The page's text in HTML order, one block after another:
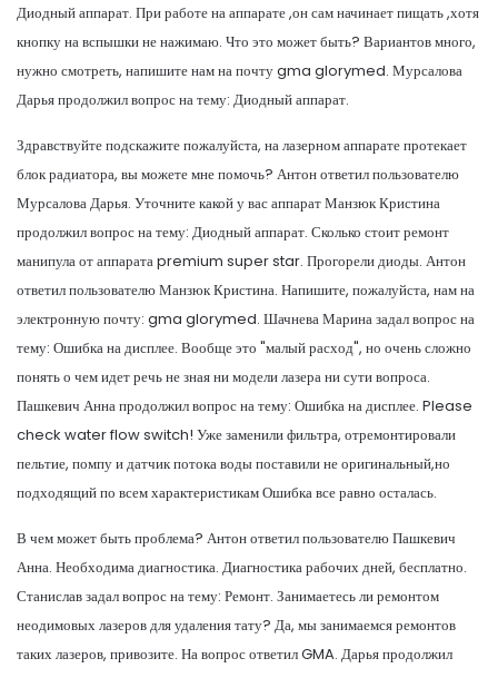
Диодный аппарат. При работе на аппарате ,он сам начинает пищать ,хотя
кнопку на вспышки не нажимаю. Что это может быть? Вариантов много,
нужно смотреть, напишите нам на почту gma glorymed. Мурсалова
Дарья продолжил вопрос на тему: Диодный аппарат.
Здравствуйте подскажите пожалуйста, на лазерном аппарате протекает
блок радиатора, вы можете мне помочь? Антон ответил пользователю
Мурсалова Дарья. Уточните какой у вас аппарат Манзюк Кристина
продолжил вопрос на тему: Диодный аппарат. Сколько стоит ремонт
манипула от аппарата premium super star. Прогорели диоды. Антон
ответил пользователю Манзюк Кристина. Напишите, пожалуйста, нам на
электронную почту: gma glorymed. Шачнева Марина задал вопрос на
тему: Ошибка на дисплее. Вообще это "малый расход", но очень сложно
понять о чем идет речь не зная ни модели лазера ни сути вопроса.
Пашкевич Анна продолжил вопрос на тему: Ошибка на дисплее. Please
check water flow switch! Уже заменили фильтра, отремонтировали
пельтие, помпу и датчик потока воды поставили не оригинальный,но
подходящий по всем характеристикам Ошибка все равно осталась.
В чем может быть проблема? Антон ответил пользователю Пашкевич
Анна. Необходима диагностика. Диагностика рабочих дней, бесплатно.
Станислав задал вопрос на тему: Ремонт. Занимаетесь ли ремонтом
неодимовых лазеров для удаления тату? Да, мы занимаемся ремонтов
таких лазеров, привозите. На вопрос ответил GMA. Дарья продолжил